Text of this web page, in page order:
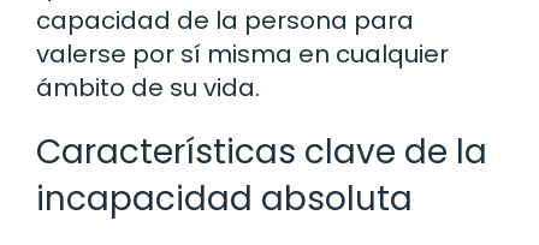
capacidad de la persona para
valerse por sí misma en cualquier
ámbito de su vida.
Características clave de la
incapacidad absoluta